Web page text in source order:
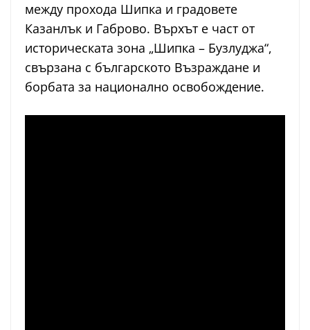
между прохода Шипка и градовете
Казанлък и Габрово. Върхът е част от
историческата зона „Шипка – Бузлуджа“,
свързана с българското Възраждане и
борбата за национално освобождение.